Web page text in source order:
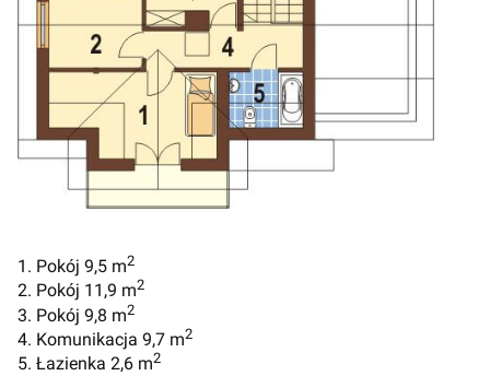
1. Pokój 9,5 m2
2. Pokój 11,9 m2
3. Pokój 9,8 m2
4. Komunikacja 9,7 m2
5. Łazienka 2,6 m2